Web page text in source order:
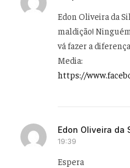
Edon Oliveira da
maldição!
vá fazer a
Media:
https://
Edon Oliveira da
19:39
Espera